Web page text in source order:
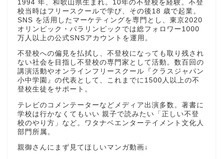
1994 年、和歌山県生まれ。10年の不登校を経験。不登
校当時はフリースクールで学び、その後18 歳で起業。
SNS を活用したマーケティングを専門とし、東京2020
オリンピック・パラリンピックでは総フォロワー1000
万人以上の公式SNSアカウントを運用。
不登校への偏見を払拭し、不登校になっても取り残され
ない社会を目指し不登校の専門家として活動。数百回の
講演活動やオンラインフリースクール『クラスジャパン
小中学園』の代表として、これまでに1500人以上の不
登校生徒をサポート。
テレビのコメンテーターなどメディア出演多数。著書に
学校は行かなくてもいい 親子で読みたい「正しい不登
校のやり方」など。ワタナベエンターテイメント文化人
部門所属。
親御さんにまず見てほしいマンガ動画↓